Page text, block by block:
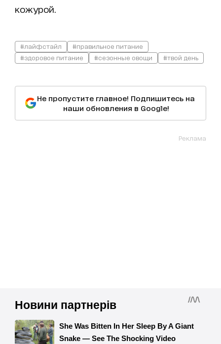
кожурой.
#лайфстайл
#правильное питание
#здоровое питание
#сезонные овощи #твой день
Не пропустите главное! Подпишитесь на
наши обновления в Google!
Реклама